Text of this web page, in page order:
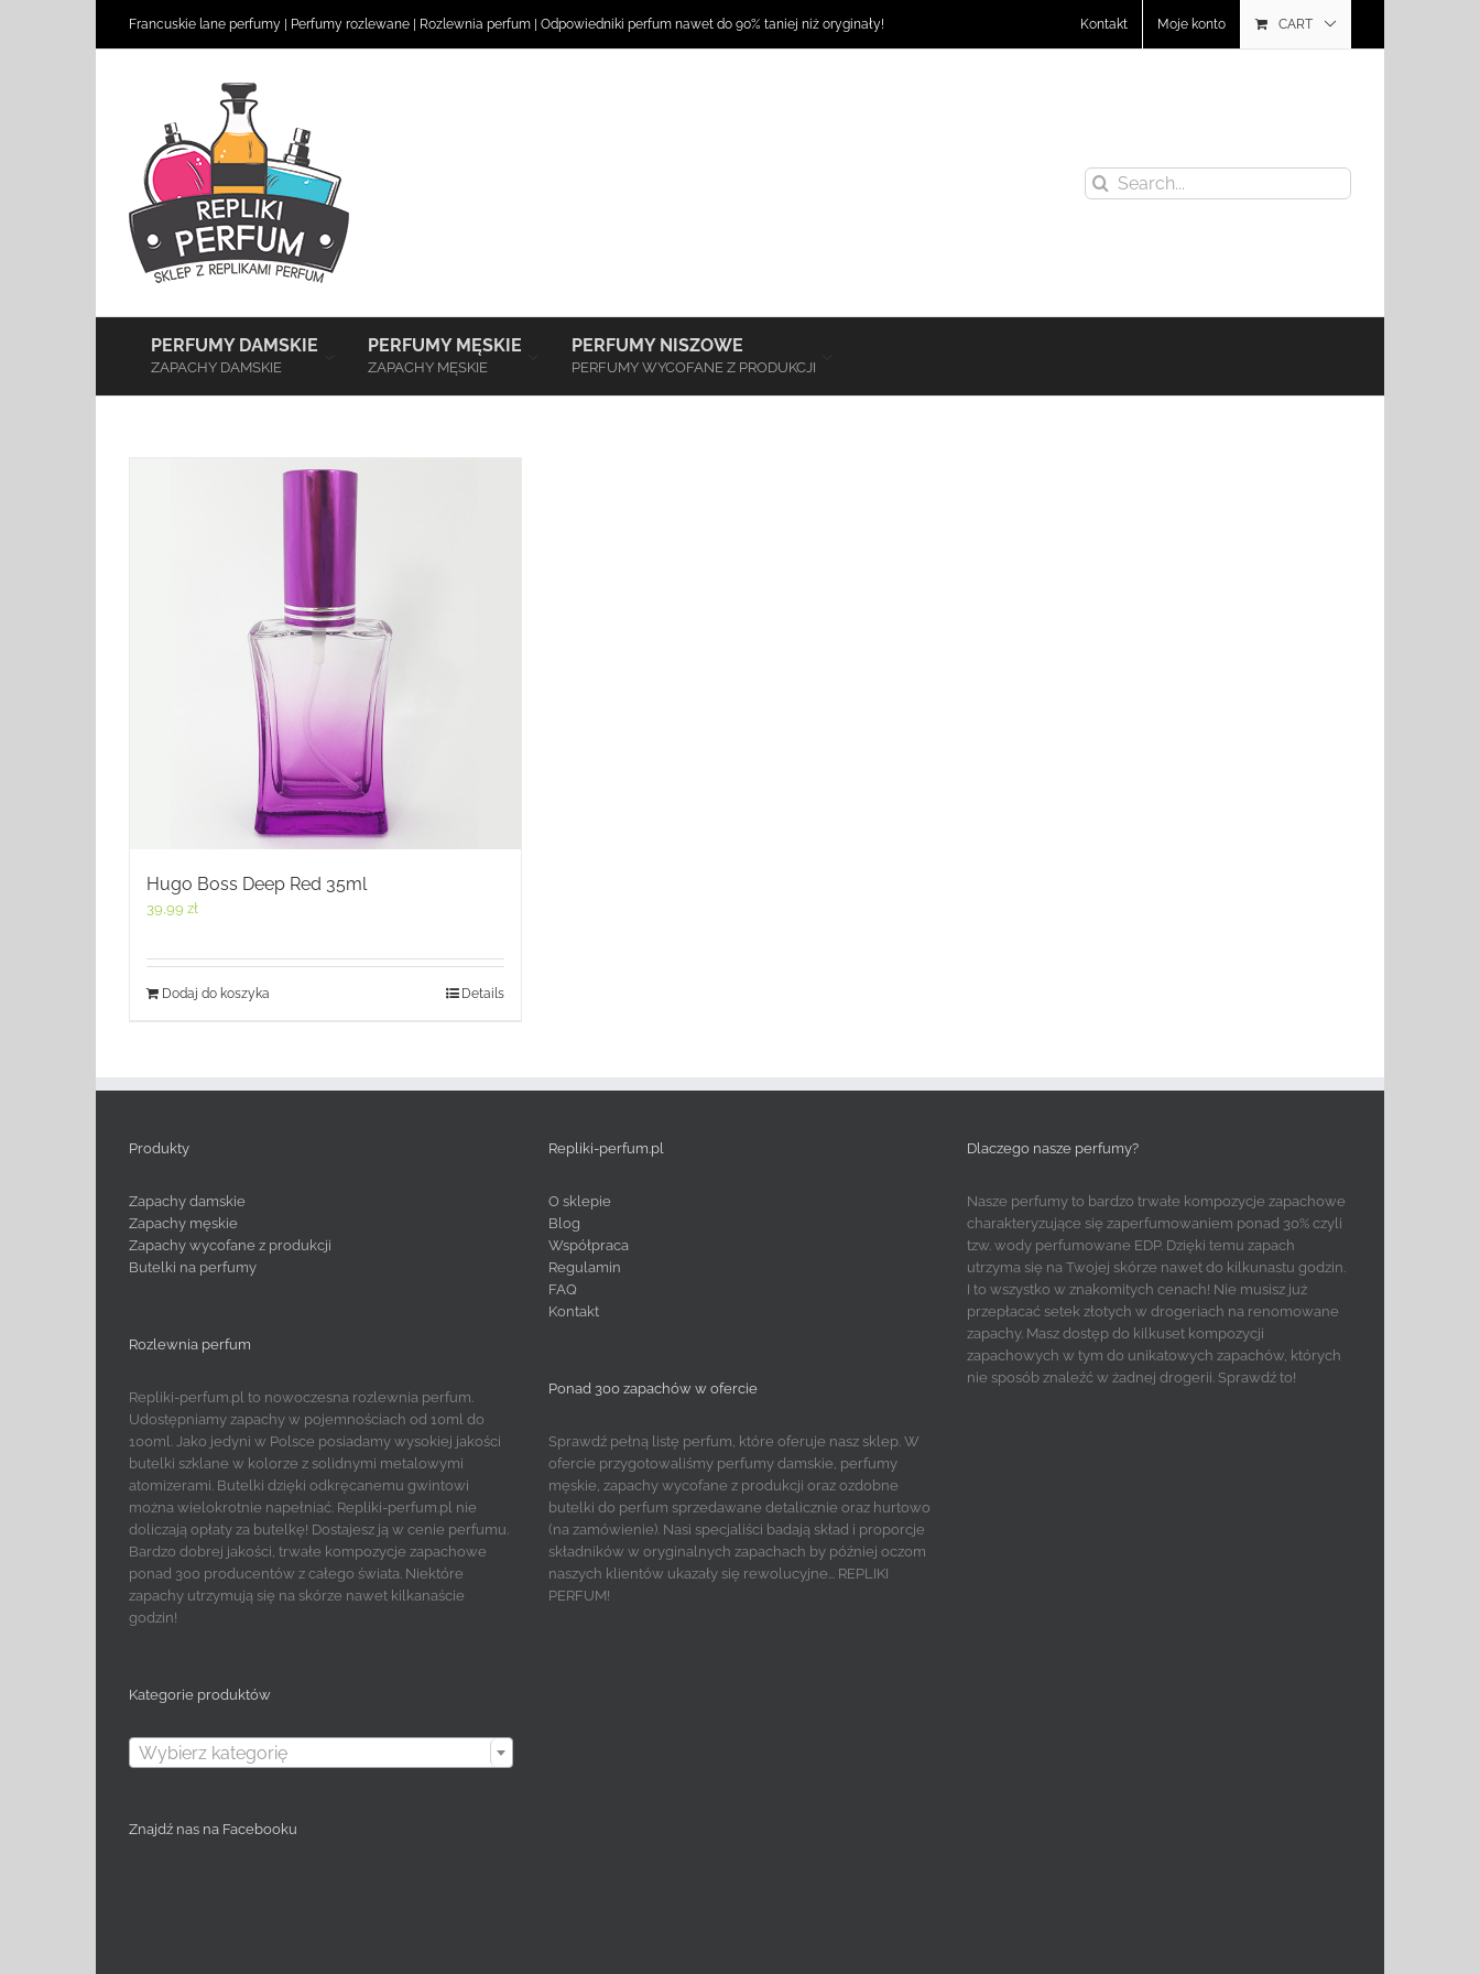
Francuskie lane perfumy Perfumy rozlewane Rozlewnia perfum Odpowiedniki perfum nawet do 90% taniej niż oryginały! Kontakt Moje konto CART
Search
for:
PERFUMY DAMSKIE
ZAPACHY DAMSKIE
PERFUMY MĘSKIE
ZAPACHY MĘSKIE
PERFUMY NISZOWE
PERFUMY WYCOFANE Z PRODUKCJI
Hugo Boss Deep Red 35ml
39,99 zł
Dodaj do koszyka Details
Produkty
Zapachy damskie
Zapachy męskie
Zapachy wycofane z produkcji
Butelki na perfumy
Rozlewnia perfum
Repliki-perfum.pl to nowoczesna rozlewnia perfum.
Udostępniamy zapachy w pojemnościach od 10ml do
100ml. Jako jedyni w Polsce posiadamy wysokiej jakości
butelki szklane w kolorze z solidnymi metalowymi
atomizerami. Butelki dzięki odkręcanemu gwintowi
można wielokrotnie napełniać. Repliki-perfum.pl nie
doliczają opłaty za butelkę! Dostajesz ją w cenie perfumu.
Bardzo dobrej jakości, trwałe kompozycje zapachowe
ponad 300 producentów z całego świata. Niektóre
zapachy utrzymują się na skórze nawet kilkanaście
godzin!
Kategorie produktów
Wybierz kategorię
Znajdź nas na Facebooku
Repliki-perfum.pl
O sklepie
Blog
Współpraca
Regulamin
FAQ
Kontakt
Ponad 300 zapachów w ofercie
Sprawdź pełną listę perfum, które oferuje nasz sklep. W
ofercie przygotowaliśmy perfumy damskie, perfumy
męskie, zapachy wycofane z produkcji oraz ozdobne
butelki do perfum sprzedawane detalicznie oraz hurtowo
(na zamówienie). Nasi specjaliści badają skład i proporcje
składników w oryginalnych zapachach by później oczom
naszych klientów ukazały się rewolucyjne... REPLIKI
PERFUM!
Dlaczego nasze perfumy?
Nasze perfumy to bardzo trwałe kompozycje zapachowe
charakteryzujące się zaperfumowaniem ponad 30% czyli
tzw. wody perfumowane EDP. Dzięki temu zapach
utrzyma się na Twojej skórze nawet do kilkunastu godzin.
I to wszystko w znakomitych cenach! Nie musisz już
przepłacać setek złotych w drogeriach na renomowane
zapachy. Masz dostęp do kilkuset kompozycji
zapachowych w tym do unikatowych zapachów, których
nie sposób znaleźć w żadnej drogerii. Sprawdź to!